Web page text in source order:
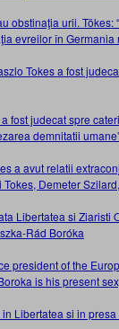
obstinaţia urii.
evreilor în Germania
Tokes a fost
a fost judecat spre
demnitatii
a avut relatii
Demeter
Libertatea si Ziaristi
Rád Boróka
president of the
is his present
Libertatea si in